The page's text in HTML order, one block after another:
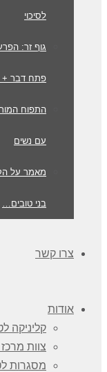
לסיכוי
גוף זר:
פתח דבר +
התפוח
עם נשים
מאמר על
בני טובים…
צרו קשר
אודות
קליניקה
צוות
מסגרות